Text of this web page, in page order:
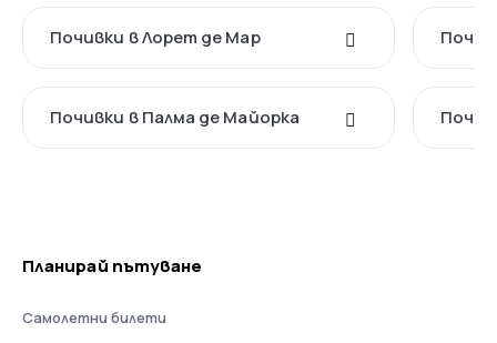
Почивки в Лорет де Мар
Почивки в Палма де Майорка
Планирай пътуване
Самолетни билети